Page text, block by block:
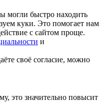
могли быстро находить
куки. Это помогает нам
с сайтом проще.
и
своё согласие, можно
это значительно повысит